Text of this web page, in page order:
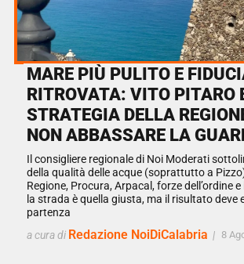
MARE PIÙ PULITO E
RITROVATA: VITO PITARO
STRATEGIA DELLA
NON ABBASSARE LA
Il consigliere regionale di Noi Moderati
della qualità delle acque (soprattutto a
Regione, Procura, Arpacal, forze dell’ordine
la strada è quella giusta, ma il risultato deve
partenza
a cura di Redazione NoiDiCalabria | 8